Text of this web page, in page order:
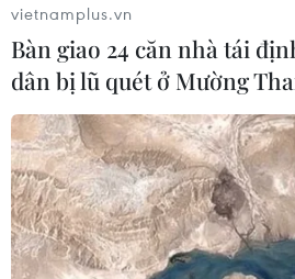
Kiều bào - cầu nối lan tỏa hình
Việt Nam trong kỷ nguyên
mới
31/07/2026 06:43
Nghĩa cử cao đẹp của lao động
vietnamplus.vn
Bàn giao 24 căn nhà tái
dân bị lũ quét ở Mường